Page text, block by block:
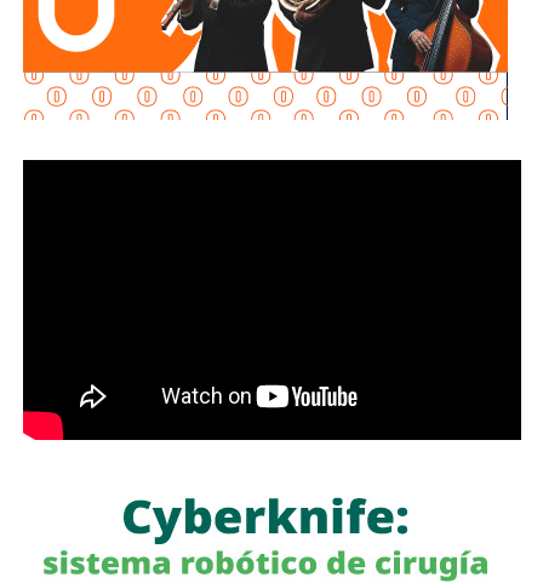
García Cázaresllamó a la ciudadanía a denunciar
cualquier conducta irregular y aclaró que el llamado no se
“apertura total” de la dependencia para recibir esas